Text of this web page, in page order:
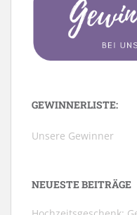
GEWINNERLISTE:
Unsere Gewinner
NEUESTE BEITRÄGE